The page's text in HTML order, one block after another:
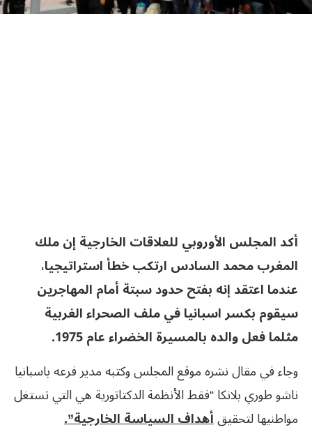
أكد المجلس الأوروبي للعلاقات الخارجية إن ملك
المغرب محمد السادس ارتكب خطأ استراتيجيا،
عندما اعتقد إنه بفتح حدود سبتة أمام المهاجرين
سيقوم بكسر اسبانيا في ملف الصحراء الغربية
مثلما فعل والده بالمسيرة الخضراء عام 1975.
وجاء في مقال نشره موقع المجلس وكتبه مدير فرعه باسبانيا
ناشو طوري بلانكا “فقط الأنظمة الدكتاتورية هي التي تستغل
مواطنيها لتحقيقأهداف السياسة الخارجية”.